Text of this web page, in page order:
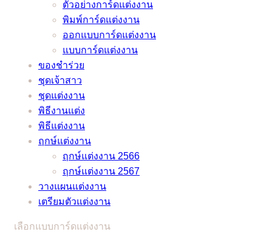
หมอ
ลักษณ์
หมอ
ช้าง
และ
หมอ
มี
เอา
เพราะ
พิษ
โค
วิด
สาว
แก้
ปัญหา
ยุ่งๆ
ตัวอย่างการ์ดแต่งงาน
พิมพ์การ์ดแต่งงาน
ออกแบบการ์ดแต่งงาน
แบบการ์ดแต่งงาน
ของชำร่วย
ชุดเจ้าสาว
ชุดแต่งงาน
พิธีงานแต่ง
พิธีแต่งงาน
ฤกษ์แต่งงาน
ฤกษ์แต่งงาน 2566
ฤกษ์แต่งงาน 2567
วางแผนแต่งงาน
เตรียมตัวแต่งงาน
เลือกแบบการ์ดแต่งงาน